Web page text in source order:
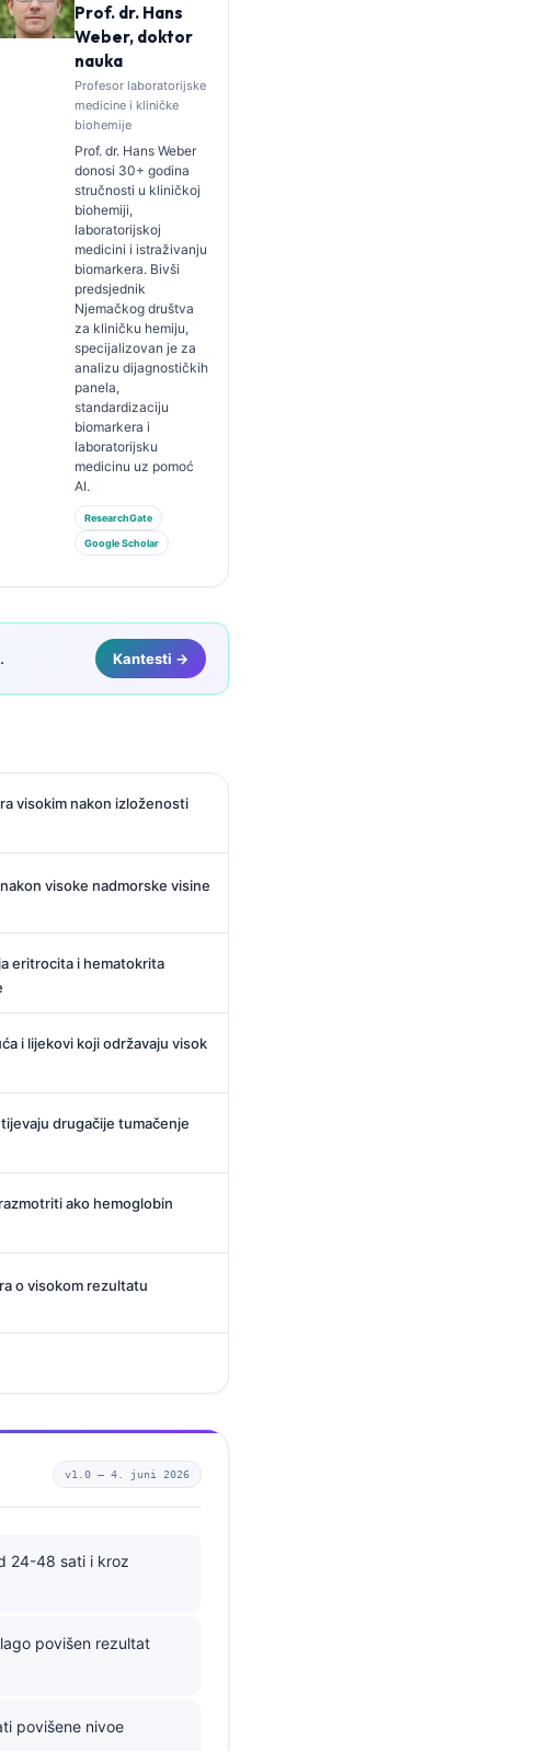
Prof. dr. Hans
Weber, doktor
nauka
Profesor laboratorijske
medicine i kliničke
biohemije
Prof. dr. Hans Weber
donosi 30+ godina
stručnosti u kliničkoj
biohemiji,
laboratorijskoj
medicini i istraživanju
biomarkera. Bivši
predsjednik
Njemačkog društva
za kliničku hemiju,
specijalizovan je za
analizu dijagnostičkih
panela,
standardizaciju
biomarkera i
laboratorijsku
medicinu uz pomoć
AI.
ResearchGate
Google Scholar
Kantesti →
visokim nakon izloženosti
visoke nadmorske visine
eritrocita i hematokrita
i lijekovi koji održavaju visok
drugačije tumačenje
ako hemoglobin
o visokom rezultatu
v1.0 — 4. juni 2026
24-48 sati i kroz
povišen rezultat
povišene nivoe